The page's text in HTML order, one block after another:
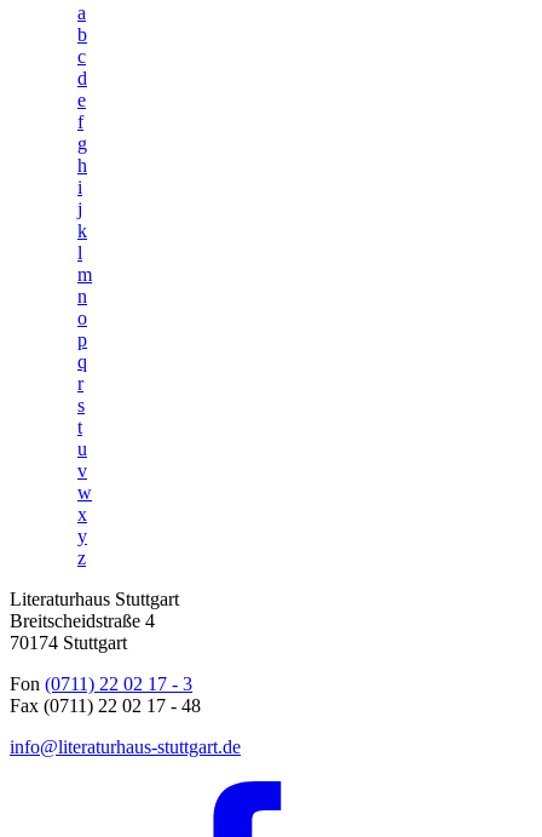
a
b
c
d
e
f
g
h
i
j
k
l
m
n
o
p
q
r
s
t
u
v
w
x
y
z
Literaturhaus Stuttgart
Breitscheidstraße 4
70174 Stuttgart
Fon (0711) 22 02 17 - 3
Fax (0711) 22 02 17 - 48
info@literaturhaus-stuttgart.de